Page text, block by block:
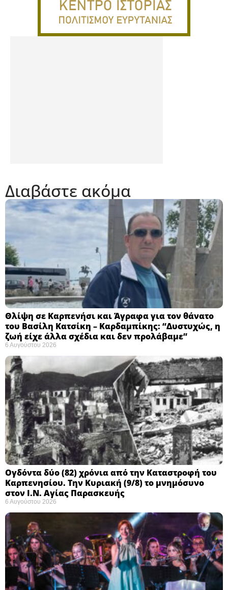
Διαβάστε ακόμα
Θλίψη σε Καρπενήσι και Άγραφα για τον θάνατο
του Βασίλη Κατσίκη – Καρδαμπίκης: “Δυστυχώς, η
ζωή είχε άλλα σχέδια και δεν προλάβαμε”
6 Αυγούστου 2026
Ογδόντα δύο (82) χρόνια από την Καταστροφή του
Καρπενησίου. Την Κυριακή (9/8) το μνημόσυνο
στον Ι.Ν. Αγίας Παρασκευής
6 Αυγούστου 2026